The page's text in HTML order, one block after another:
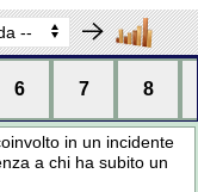
6 7 8
in un incidente
a chi ha subito un